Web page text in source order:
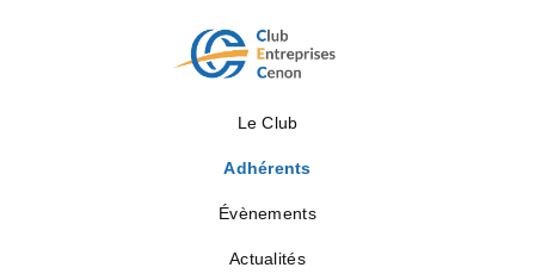
Le Club
Adhérents
Évènements
Actualités